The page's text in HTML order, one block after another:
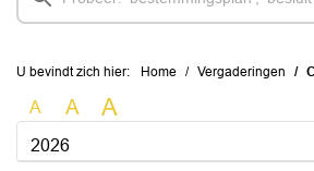
U bevindt zich hier: Home Vergaderingen
A A A
2026